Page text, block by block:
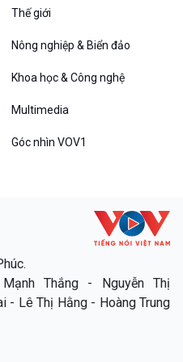
Kết nối công nghệ
Sống chung với biến đổi
Multimedia
Góc nhìn VOV1
Bình luận
10 phút Sự kiện - Luận bàn
Thế giới
Nông nghiệp & Biển đảo
Khoa học & Công nghệ
Multimedia
Góc nhìn VOV1
Mạnh Thắng - Nguyễn Thị
- Lê Thị Hằng - Hoàng Trung